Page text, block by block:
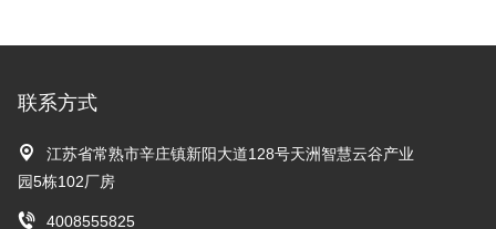
联系方式
江苏省常熟市辛庄镇新阳大道128号天洲智慧云谷产业
园5栋102厂房
4008555825